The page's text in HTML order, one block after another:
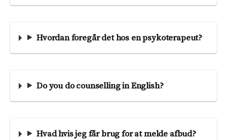
Hvordan foregår det hos en psykoterapeut?
Do you do counselling in English?
Hvad hvis jeg får brug for at melde afbud?